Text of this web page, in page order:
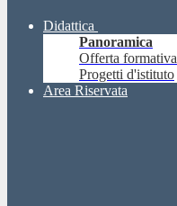
Didattica
Panoramica
Offerta formativa
Progetti d'istituto
Area Riservata